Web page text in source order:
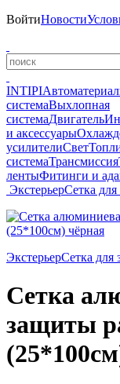
ВойтиНовости
INTIPI
системаВыхлопная
системаДвигатель
и аксессуары
усилителиСвет
системаТрансмиссия
лентыФитинги и
ЭкстерьерСетка
ЭкстерьерСетка для
Сетка
защиты